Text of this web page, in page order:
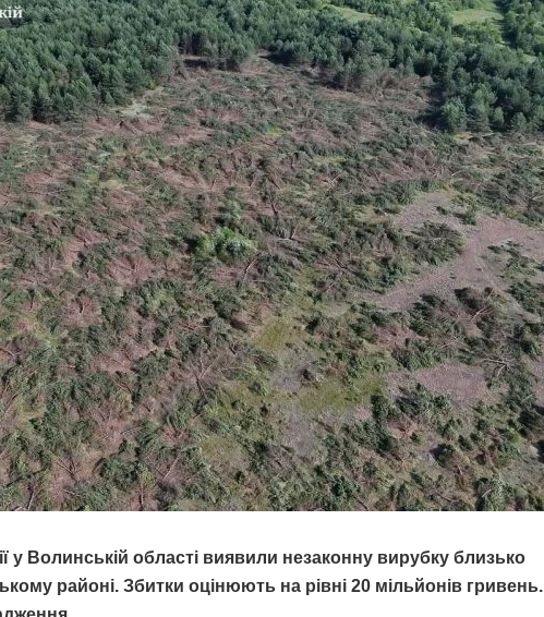
у Волинській області виявили незаконну вирубку близько
районі. Збитки оцінюють на рівні 20 мільйонів гривень.